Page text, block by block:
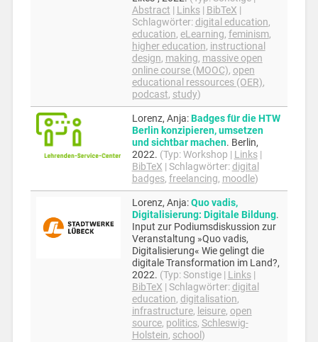
Abstract | Links| BibTeX |
Schlagwörter: digital education,
education, eLearning, feminism,
higher education, instructional
design, making, massive open
online course (MOOC), open
educational ressources (OER),
podcast, study)
Lorenz, Anja:Badges für die HTW
Berlin konzipieren, umsetzen
und sichtbar machen. Berlin,
2022. (Typ:Workshop | Links|
BibTeX | Schlagwörter:digital
badges, freelancing, moodle)
Lorenz, Anja:Quo vadis,
Digitalisierung: Digitale Bildung.
Input zur Podiumsdiskussion zur
Veranstaltung »Quo vadis,
Digitalisierung« Wie gelingt die
digitale Transformation im Land?,
2022. (Typ:Sonstige| Links|
BibTeX | Schlagwörter: digital
education, digitalisation,
infrastructure, leisure, open
source, politics, Schleswig-
Holstein, school)